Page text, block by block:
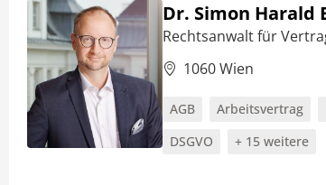
Dr. Simon Harald
Rechtsanwalt für
1060 Wien
AGB Arbeitsvertrag
DSGVO
+ 15 weitere